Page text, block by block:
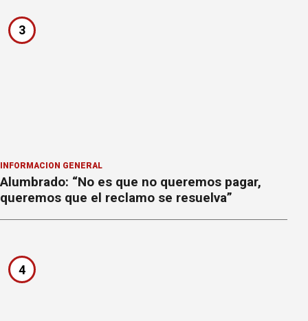
3
INFORMACION GENERAL
Alumbrado: “No es que no queremos pagar,
queremos que el reclamo se resuelva”
4